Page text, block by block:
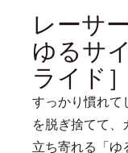
レーサ
ゆるサ
ライド］
すっかり慣れて
を脱ぎ捨てて、
立ち寄れる「ゆ